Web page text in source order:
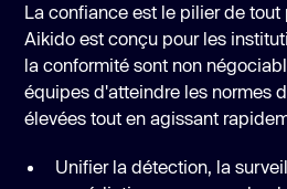
La confiance est le pilier de tout
Aikido est conçu pour les
la conformité sont non
équipes d'atteindre les normes
élevées tout en agissant
Unifier la détection, la